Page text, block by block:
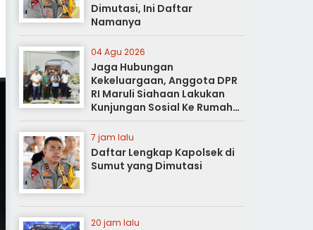
Dimutasi, Ini Daftar
Namanya
04 Agu 2026
Jaga Hubungan
Kekeluargaan, Anggota DPR
RI Maruli Siahaan Lakukan
Kunjungan Sosial Ke Rumah
Duka
7 jam lalu
Daftar Lengkap Kapolsek di
Sumut yang Dimutasi
20 jam lalu